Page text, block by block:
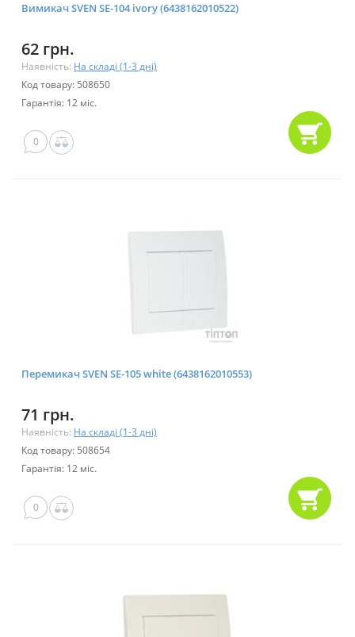
Вимикач SVEN SE-104 ivory (6438162010522)
62 грн.
Наявність: На складі (1-3 дні)
Код товару: 508650
Гарантія: 12 міс.
0
Перемикач SVEN SE-105 white (6438162010553)
71 грн.
Наявність: На складі (1-3 дні)
Код товару: 508654
Гарантія: 12 міс.
0